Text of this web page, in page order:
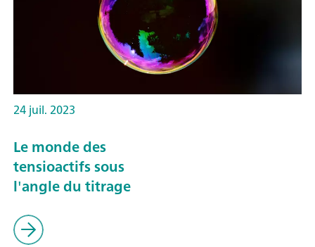
24 juil. 2023
Le monde des
tensioactifs sous
l'angle du titrage